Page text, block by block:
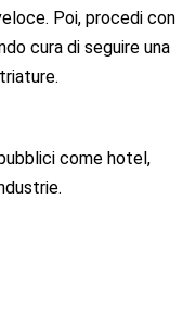
Poi, procedi con
cura di seguire una
come hotel,